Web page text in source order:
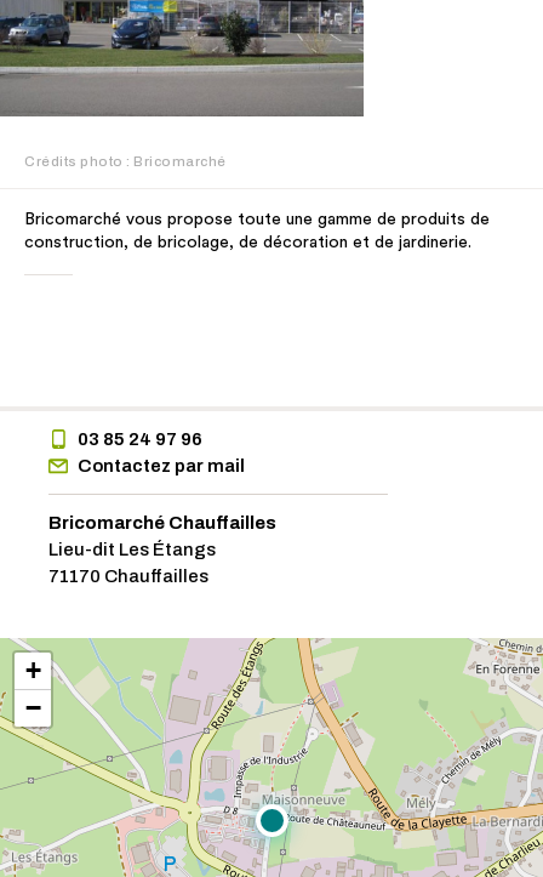
Crédits photo : Bricomarché
Bricomarché vous propose toute une gamme de produits de
construction, de bricolage, de décoration et de jardinerie.
03 85 24 97 96
Contactez par mail
Bricomarché Chauffailles
Lieu-dit Les Étangs
71170 Chauffailles
+
−